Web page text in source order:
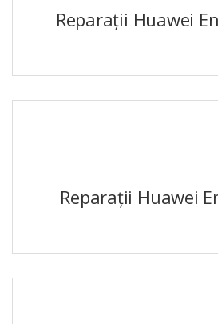
Reparații Huawei
Reparații Huawei